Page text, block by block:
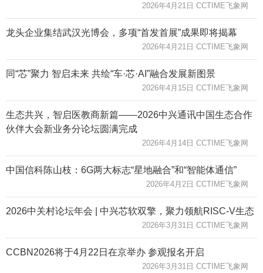
2026年4月21日 CCTIME飞象网
龙头企业集结武汉光博会，多项“首发首展”成果即将揭幕
2026年4月21日 CCTIME飞象网
同“芯”聚力 智启未来 共绘“车·芯·AI”融合发展新图景
2026年4月15日 CCTIME飞象网
生态共兴，智启医教商新篇——2026中兴通讯中国生态合作
伙伴大会新业务分论坛圆满完成
2026年4月14日 CCTIME飞象网
中国信科陈山枝：6G两大标志“星地融合”和“智能体通信”
2026年4月2日 CCTIME飞象网
2026中关村论坛年会 | 中兴芯软双擎，聚力领航RISC-V生态
2026年3月31日 CCTIME飞象网
CCBN2026将于4月22日在京举办 参观报名开启
2026年3月31日 CCTIME飞象网